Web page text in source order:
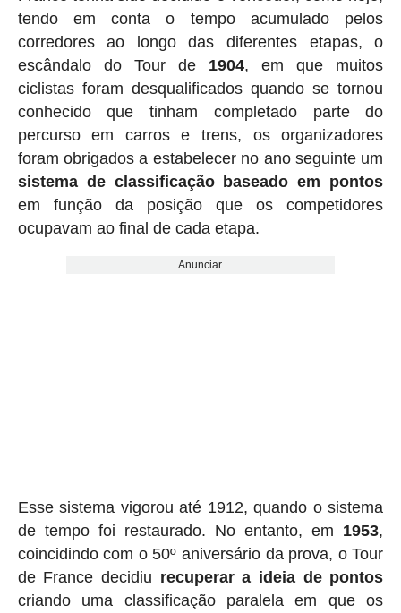
tendo em conta o tempo acumulado pelos
corredores ao longo das diferentes etapas, o
escândalo do Tour de 1904, em que muitos
ciclistas foram desqualificados quando se tornou
conhecido que tinham completado parte do
percurso em carros e trens, os organizadores
foram obrigados a estabelecer no ano seguinte um
sistema de classificação baseado em pontos
em função da posição que os competidores
ocupavam ao final de cada etapa.
Anunciar
Esse sistema vigorou até 1912, quando o sistema
de tempo foi restaurado. No entanto, em 1953,
coincidindo com o 50º aniversário da prova, o Tour
de France decidiu recuperar a ideia de pontos
criando uma classificação paralela em que os